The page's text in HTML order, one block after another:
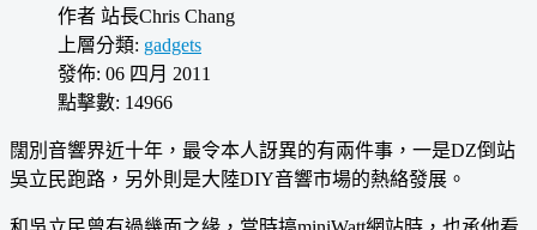
作者 站長Chris Chang
上層分類: gadgets
發佈: 06 四月 2011
點擊數: 14966
闊別音響界近十年，最令本人訝異的有兩件事，一是DZ倒站
吳立民跑路，另外則是大陸DIY音響市場的熱絡發展。